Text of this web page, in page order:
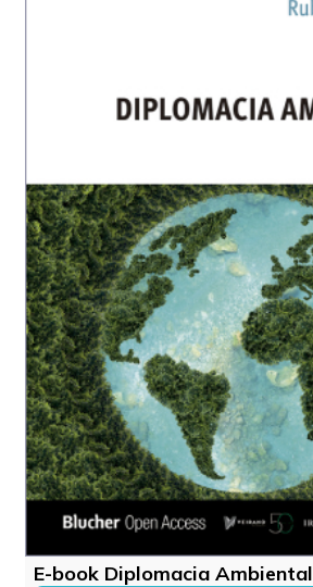
E-book Diplomacia Ambiental